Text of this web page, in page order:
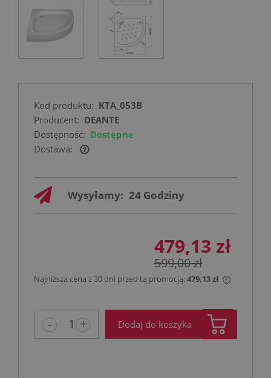
Kod produktu: KTA_053B
Producent: DEANTE
Dostępność: Dostępne
Dostawa:
Cena nie zawiera ewentualnych kosztów
Wysyłamy: 24 Godziny
479,13 zł
599,00 zł
Najniższa cena z 30 dni przed tą promocją:479,13 zł
- + Dodaj do koszyka